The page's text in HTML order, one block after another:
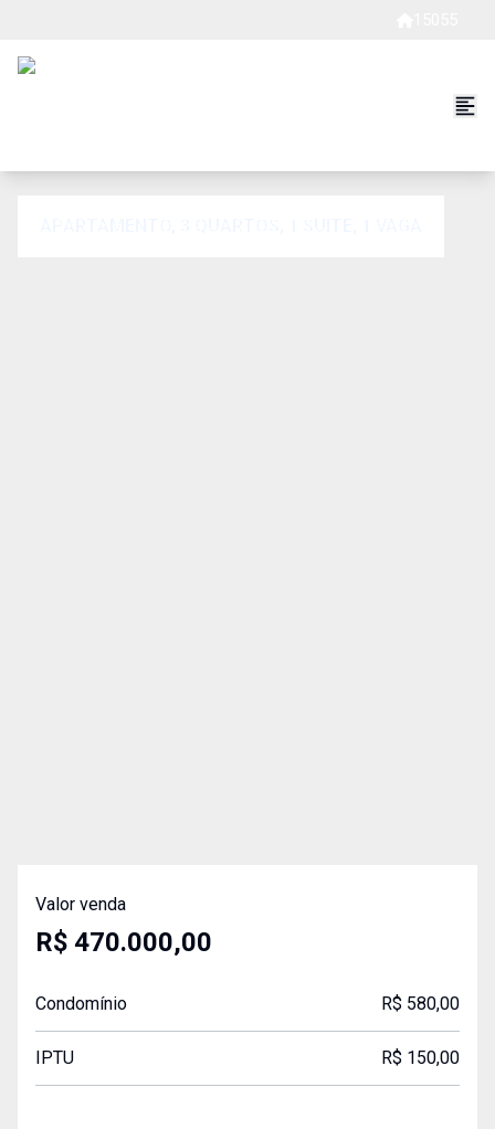
Valor venda
R$ 470.000,00
Condomínio R$ 580,00
IPTU R$ 150,00